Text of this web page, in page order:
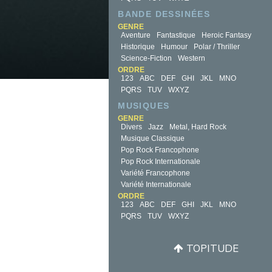
BANDE DESSINÉES
GENRE
Aventure
Fantastique
Heroic Fantasy
Historique
Humour
Polar / Thriller
Science-Fiction
Western
ORDRE
123
ABC DEF GHI JKL
MNO
PQRS
TUV WXYZ
MUSIQUES
GENRE
Divers
Jazz
Metal, Hard Rock
Musique Classique
Pop Rock Francophone
Pop Rock Internationale
Variété Francophone
Variété Internationale
ORDRE
123
ABC DEF GHI JKL
MNO
PQRS
TUV WXYZ
TOPITUDE